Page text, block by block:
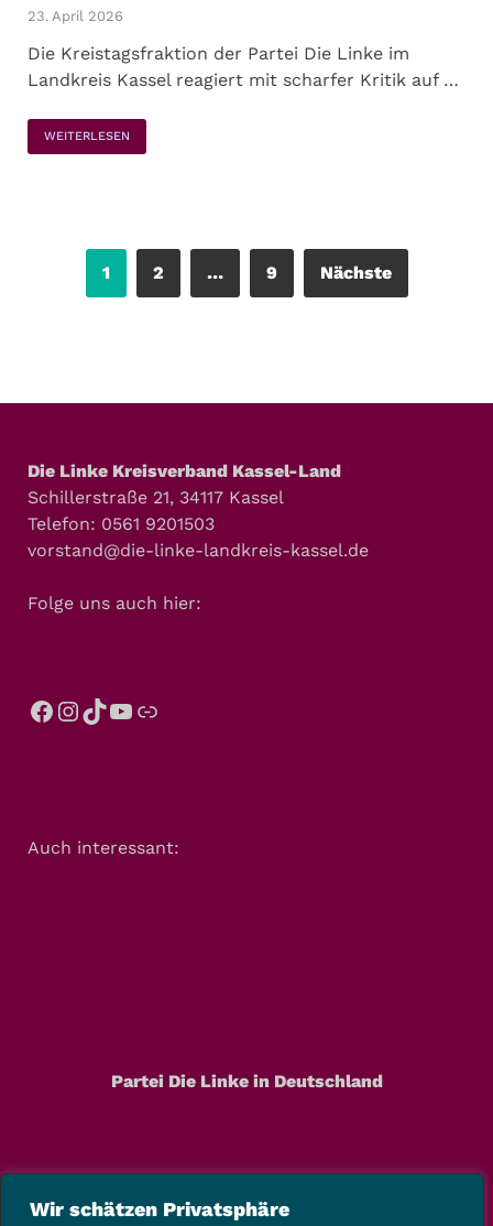
Wir schätzen Privatsphäre
23. April 2026
Die Kreistagsfraktion der Partei Die Linke im
Landkreis Kassel reagiert mit scharfer Kritik auf …
WEITERLESEN
1 2 … 9 Nächste
Die Linke Kreisverband Kassel-Land
Schillerstraße 21, 34117 Kassel
Telefon: 0561 9201503
vorstand@die-linke-landkreis-kassel.de
Folge uns auch hier:
Auch interessant:
Partei Die Linke in Deutschland